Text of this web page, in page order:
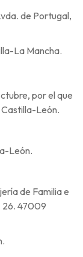
de Portugal,
La Mancha.
por el que
Castilla-León.
León.
de Familia e
26. 47009